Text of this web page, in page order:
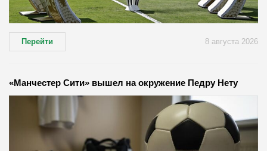
Перейти 8 августа 2026
«Манчестер Сити» вышел на окружение Педру Нету